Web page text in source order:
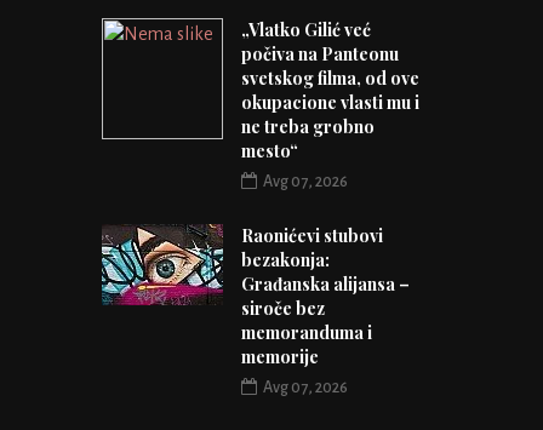
„Vlatko Gilić već
počiva na Panteonu
svetskog filma, od ove
okupacione vlasti mu i
ne treba grobno
mesto“
Avg 07, 2026
Raonićevi stubovi
bezakonja:
Građanska alijansa –
siroče bez
memoranduma i
memorije
Avg 07, 2026